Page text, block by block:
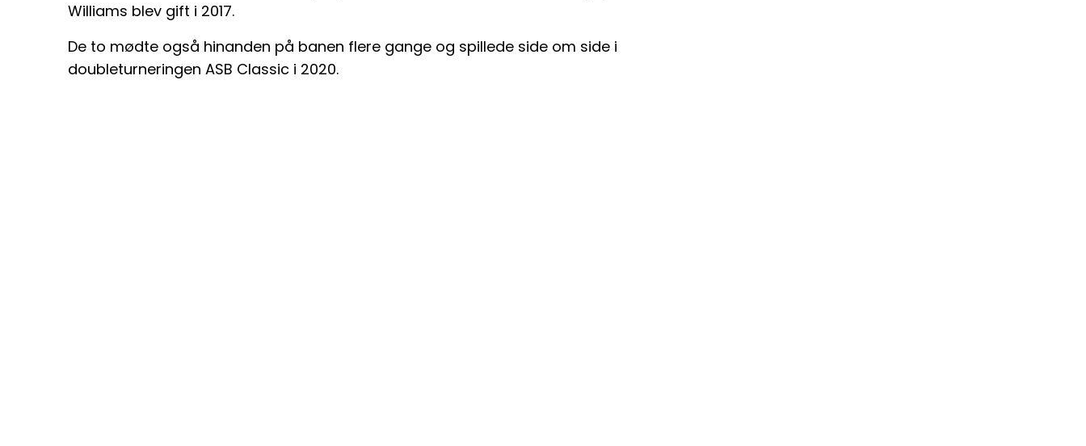
Williams blev gift i 2017.
De to mødte også hinanden på banen flere gange og spillede side om side i
doubleturneringen ASB Classic i 2020.